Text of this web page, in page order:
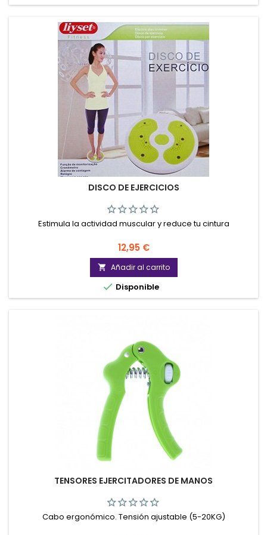
DISCO DE EJERCICIOS
Estimula la actividad muscular y reduce tu cintura
Precio
12,95 €
 Añadir al carrito
 Disponible
TENSORES EJERCITADORES DE MANOS
Cabo ergonómico. Tensión ajustable (5-20KG)